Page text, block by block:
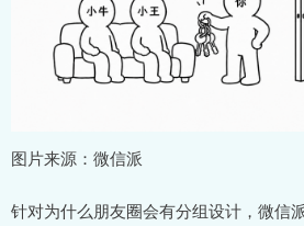
图片来源：微信派
针对为什么朋友圈会有分组设计，微信